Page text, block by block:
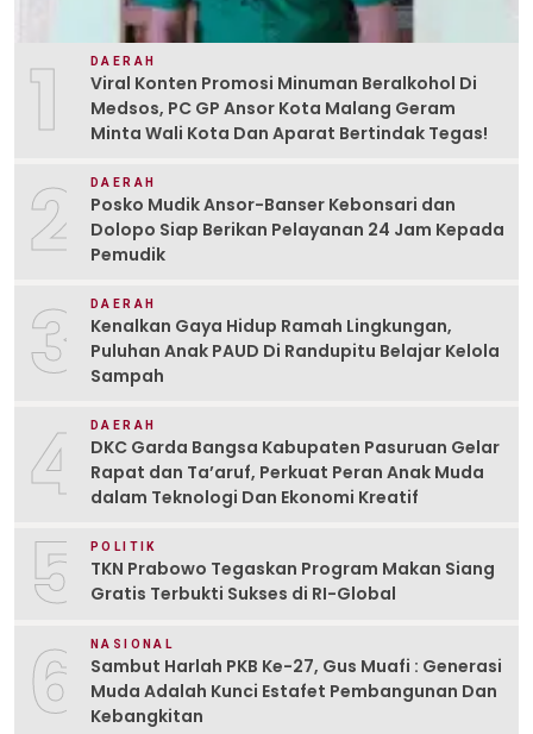
1 DAERAH
Viral Konten Promosi Minuman Beralkohol Di
Medsos, PC GP Ansor Kota Malang Geram
Minta Wali Kota Dan Aparat Bertindak Tegas!
2 DAERAH
Posko Mudik Ansor-Banser Kebonsari dan
Dolopo Siap Berikan Pelayanan 24 Jam Kepada
Pemudik
3 DAERAH
Kenalkan Gaya Hidup Ramah Lingkungan,
Puluhan Anak PAUD Di Randupitu Belajar Kelola
Sampah
4 DAERAH
DKC Garda Bangsa Kabupaten Pasuruan Gelar
Rapat dan Ta’aruf, Perkuat Peran Anak Muda
dalam Teknologi Dan Ekonomi Kreatif
5 POLITIK
TKN Prabowo Tegaskan Program Makan Siang
Gratis Terbukti Sukses di RI-Global
6 NASIONAL
Sambut Harlah PKB Ke-27, Gus Muafi : Generasi
Muda Adalah Kunci Estafet Pembangunan Dan
Kebangkitan